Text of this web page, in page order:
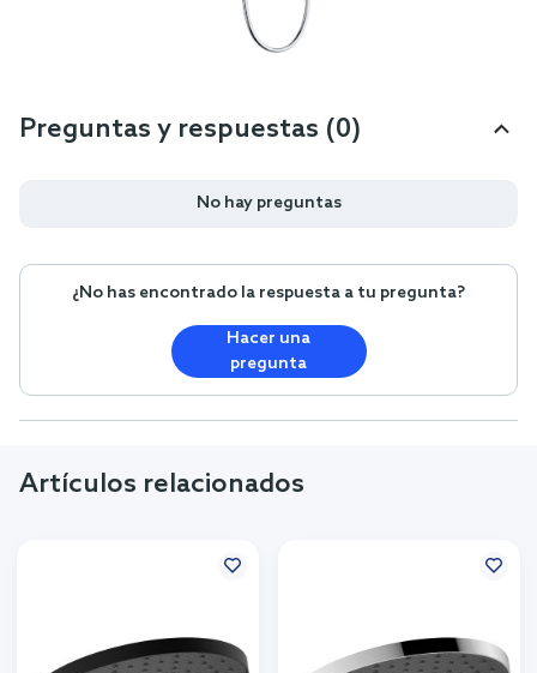
Preguntas y respuestas (0)
No hay preguntas
¿No has encontrado la respuesta a tu pregunta?
Hacer una
pregunta
Artículos relacionados